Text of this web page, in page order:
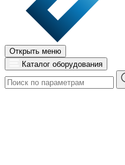
Открыть меню
Каталог оборудования